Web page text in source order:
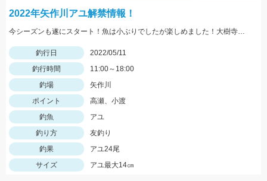
2022年矢作川アユ解禁情報！
今シーズンも遂にスタート！魚は小ぶりでしたが楽しめました！大樹寺店岩崎釣行
釣行日
2022/05/11
釣行時間
11:00～18:00
釣場
矢作川
ポイント
高瀬、小渡
釣魚
アユ
釣り方
友釣り
釣果
アユ24尾
サイズ
アユ最大14㎝